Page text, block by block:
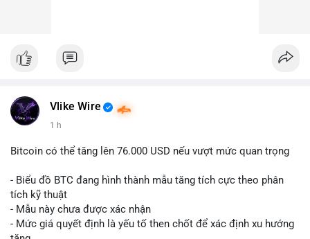
Vlike Wire
1 h
Bitcoin có thể tăng lên 76.000 USD nếu vượt mức quan trọng
- Biểu đồ BTC đang hình thành mẫu tăng tích cực theo phân
tích kỹ thuật
- Mẫu này chưa được xác nhận
- Mức giá quyết định là yếu tố then chốt để xác định xu hướng